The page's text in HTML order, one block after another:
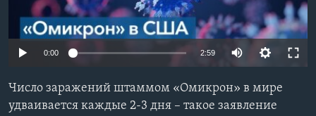
Learning English
0:00 2:59
Число заражений штаммом «Омикрон» в мире
удваивается каждые 2-3 дня – такое заявление